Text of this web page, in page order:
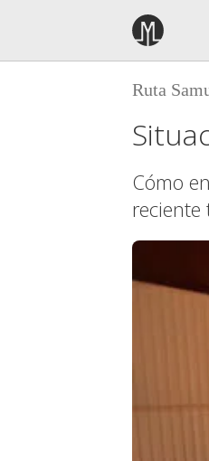
Ruta
Cómo
reciente